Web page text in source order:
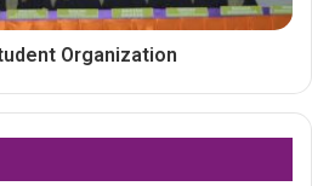
Organization